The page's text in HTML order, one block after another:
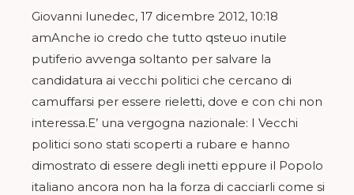
Giovanni lunedec, 17 dicembre 2012, 10:18
amAnche io credo che tutto qsteuo inutile
putiferio avvenga soltanto per salvare la
candidatura ai vecchi politici che cercano di
camuffarsi per essere rieletti, dove e con chi non
interessa.E’ una vergogna nazionale: I Vecchi
politici sono stati scoperti a rubare e hanno
dimostrato di essere degli inetti eppure il Popolo
italiano ancora non ha la forza di cacciarli come si